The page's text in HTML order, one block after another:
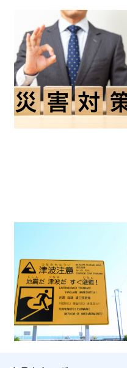
防災意識を高めるには？企業
での重要性や具体的な方法を
解説
2026.05.25
企業防災
備え＆やってはいけないNG行
動を解説
2026.05.12
企業防災 家庭防災